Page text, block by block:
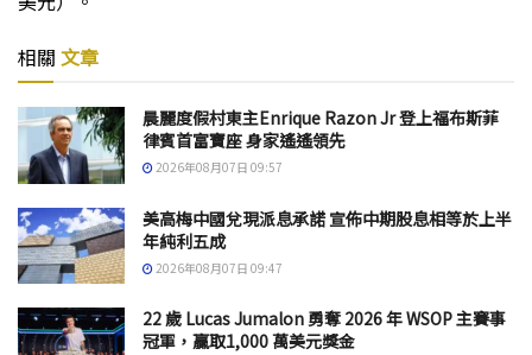
相關 文章
晨麗度假村東主Enrique Razon Jr 登上福布斯菲
律賓首富寶座 身家遙遙領先
2026年08月07日 09:57
美高梅中國兌現派息承諾 宣佈中期股息相等於上半
年純利五成
2026年08月07日 09:47
22 歲 Lucas Jumalon 勇奪 2026 年 WSOP 主賽事
冠軍，贏取1,000 萬美元獎金